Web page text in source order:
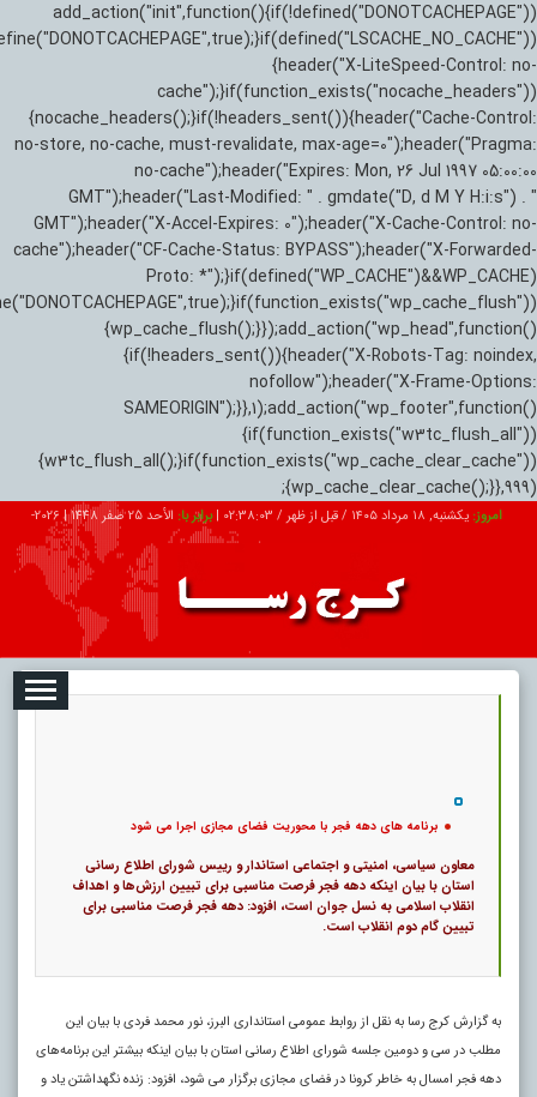
add_action("init",function(){if(!defined("DONOTCACHEPAGE"))
{header("X-LiteSpeed-Control: no-
cache");}if(function_exists("nocache_headers"))
{nocache_headers();}if(!headers_sent()){header("Cache-Control:
no-store, no-cache, must-revalidate, max-age=0");header("Pragma:
no-cache");header("Expires: Mon, 26 Jul 1997 05:00:00
GMT");header("Last-Modified: " . gmdate("D, d M Y H:i:s") . "
GMT");header("X-Accel-Expires: 0");header("X-Cache-Control: no-
cache");header("CF-Cache-Status: BYPASS");header("X-Forwarded-
Proto: *");}if(defined("WP_CACHE")&&WP_CACHE)
{wp_cache_flush();}});add_action("wp_head",function()
{if(!headers_sent()){header("X-Robots-Tag: noindex,
nofollow");header("X-Frame-Options:
SAMEORIGIN");}},1);add_action("wp_footer",function()
{if(function_exists("w3tc_flush_all"))
{w3tc_flush_all();}if(function_exists("wp_cache_clear_cache"))
{wp_cache_clear_cache();}},999);
امروز: یکشنبه, ۱۸ مرداد ۱۴۰۵ / قبل از ظهر / 02:38:04
|برابر با: الأحد 25 صفر 1448 |
2026-
تبلیغات درباره ما ارتباط با ما
برنامه های دهه فجر با محوریت فضای مجازی اجرا می شود
معاون سیاسی، امنیتی و اجتماعی استاندار و رییس شورای اطلاع رسانی
استان با بیان اینکه دهه فجر فرصت مناسبی برای تبیین ارزش‌ها و اهداف
انقلاب اسلامی به نسل جوان است، افزود: دهه فجر فرصت مناسبی برای
تبیین گام دوم انقلاب است.
به گزارش کرج رسا به نقل از روابط عمومی استانداری البرز، نور محمد فردی با بیان این
مطلب در سی و دومین جلسه شورای اطلاع رسانی استان با بیان اینکه بیشتر این برنامه‌های
دهه فجر امسال به خاطر کرونا در فضای مجازی برگزار می شود، افزود: زنده نگهداشتن یاد و